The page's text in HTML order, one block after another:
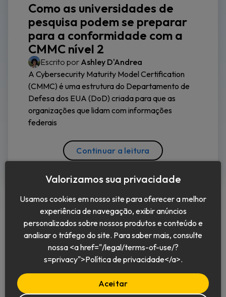
Como as universidades de
pesquisa podem se preparar
para a conformidade com a
CMMC nível 2
Escrito por Ashley D'Andrea
A Cybersecurity Maturity Model Certification
(CMMC) é uma estrutura do Departamento de
Defesa dos EUA (DoD) criada para que as
organizações que lidam com informações
federais
Continuar a leitura
Português (BR)
Valorizamos sua privacidade
Usamos cookies em nosso site para oferecer a melhor
experiência de navegação, exibir anúncios
personalizados sobre nossos produtos e conteúdo e
analisar o tráfego do site. Para saber mais, consulte
nossa <a href="/legal/terms-of-use/?
s=privacy">Política de privacidade</a>.
Aceitar